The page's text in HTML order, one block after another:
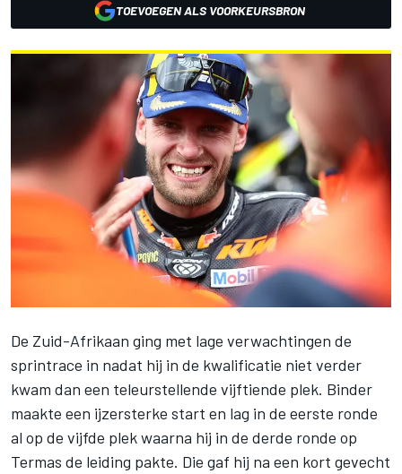
TOEVOEGEN ALS VOORKEURSBRON
De Zuid-Afrikaan ging met lage verwachtingen de
sprintrace in nadat hij in de kwalificatie niet verder
kwam dan een teleurstellende vijftiende plek. Binder
maakte een ijzersterke start en lag in de eerste ronde
al op de vijfde plek waarna hij in de derde ronde op
Termas de leiding pakte. Die gaf hij na een kort gevecht